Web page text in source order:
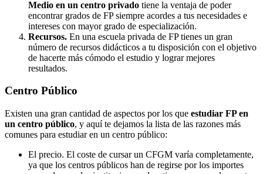
Medio en un centro privado tiene la ventaja de poder
encontrar grados de FP siempre acordes a tus necesidades e
intereses con mayor grado de especialización.
Recursos. En una escuela privada de FP tienes un gran
número de recursos didácticos a tu disposición con el objetivo
de hacerte más cómodo el estudio y lograr mejores
resultados.
Centro Público
Existen una gran cantidad de aspectos por los que estudiar FP en
un centro público, y aquí te dejamos la lista de las razones más
comunes para estudiar en un centro público:
El precio. El coste de cursar un CFGM varía completamente,
ya que los centros públicos han de regirse por los importes